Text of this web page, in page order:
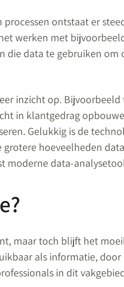
ontstaat er
werken met
die data te gebruiken om
inzicht op. Bijvoorbeeld
in klantgedrag
Gelukkig is de
hoeveelheden
moderne data-
maar toch blijft het
als informatie, door
in dit